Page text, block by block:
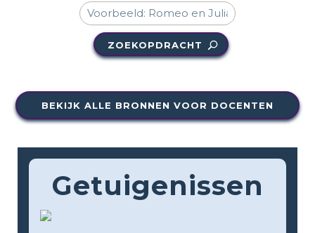
ZOEKOPDRACHT
BEKIJK ALLE BRONNEN VOOR DOCENTEN
Getuigenissen